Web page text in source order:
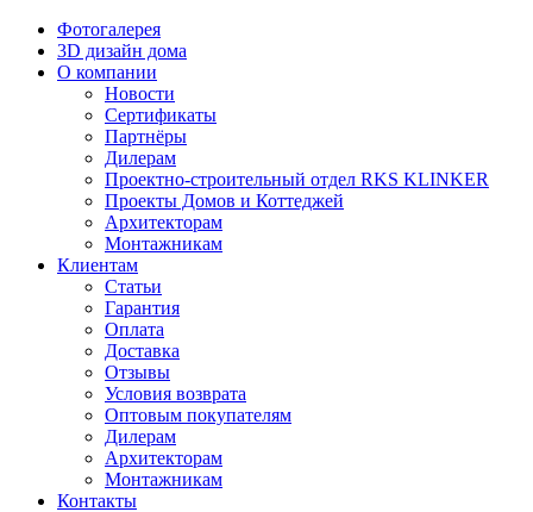
Фотогалерея
3D дизайн дома
О компании
Новости
Сертификаты
Партнёры
Дилерам
Проектно-строительный отдел RKS KLINKER
Проекты Домов и Коттеджей
Архитекторам
Монтажникам
Клиентам
Статьи
Гарантия
Оплата
Доставка
Отзывы
Условия возврата
Оптовым покупателям
Дилерам
Архитекторам
Монтажникам
Контакты